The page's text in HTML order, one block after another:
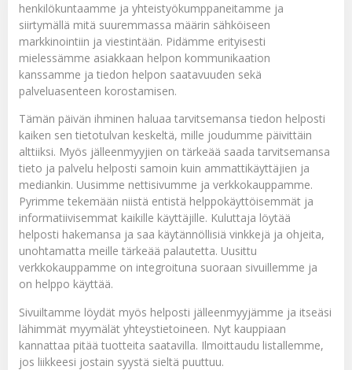
henkilökuntaamme ja yhteistyökumppaneitamme ja
siirtymällä mitä suuremmassa määrin sähköiseen
markkinointiin ja viestintään. Pidämme erityisesti
mielessämme asiakkaan helpon kommunikaation
kanssamme ja tiedon helpon saatavuuden sekä
palveluasenteen korostamisen.
Tämän päivän ihminen haluaa tarvitsemansa tiedon helposti
kaiken sen tietotulvan keskeltä, mille joudumme päivittäin
alttiiksi. Myös jälleenmyyjien on tärkeää saada tarvitsemansa
tieto ja palvelu helposti samoin kuin ammattikäyttäjien ja
mediankin. Uusimme nettisivumme ja verkkokauppamme.
Pyrimme tekemään niistä entistä helppokäyttöisemmät ja
informatiivisemmat kaikille käyttäjille. Kuluttaja löytää
helposti hakemansa ja saa käytännöllisiä vinkkejä ja ohjeita,
unohtamatta meille tärkeää palautetta. Uusittu
verkkokauppamme on integroituna suoraan sivuillemme ja
on helppo käyttää.
Sivuiltamme löydät myös helposti jälleenmyyjämme ja itseäsi
lähimmät myymälät yhteystietoineen. Nyt kauppiaan
kannattaa pitää tuotteita saatavilla. Ilmoittaudu listallemme,
jos liikkeesi jostain syystä sieltä puuttuu.